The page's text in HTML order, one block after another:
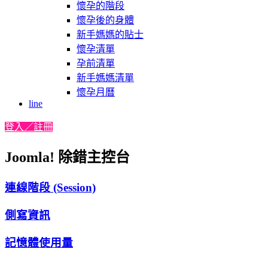
懷孕的階段
懷孕後的身體
新手媽媽的貼士
懷孕清單
孕前清單
新手媽媽清單
懷孕月曆
line
登入／註冊
Joomla! 除錯主控台
連線階段 (Session)
側寫資訊
記憶體使用量